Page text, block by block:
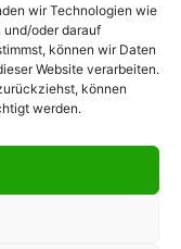
wir Technologien wie
und/oder darauf
können wir Daten
Website verarbeiten.
können
werden.